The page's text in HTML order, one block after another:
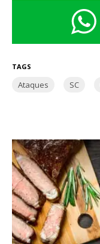
TAGS
Ataques SC